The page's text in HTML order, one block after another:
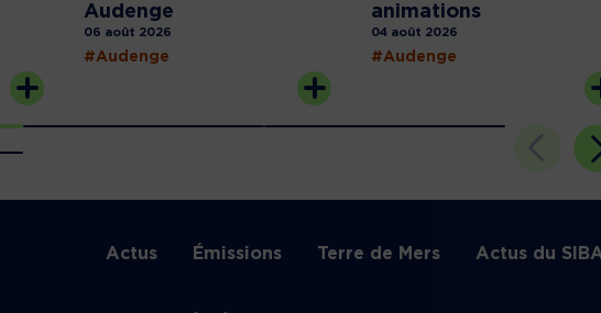
Audenge
06 août 2026
#Audenge
animations
04 août 2026
#Audenge
Actus Émissions Terre de Mers Actus du